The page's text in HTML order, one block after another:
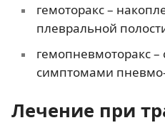
гемоторакс –
плевральной
гемопневмоторакс –
симптомами
Лечение при